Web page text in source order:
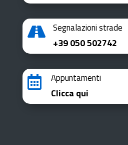
 Segnalazioni strade
+39 050 502742
 Appuntamenti
Clicca qui